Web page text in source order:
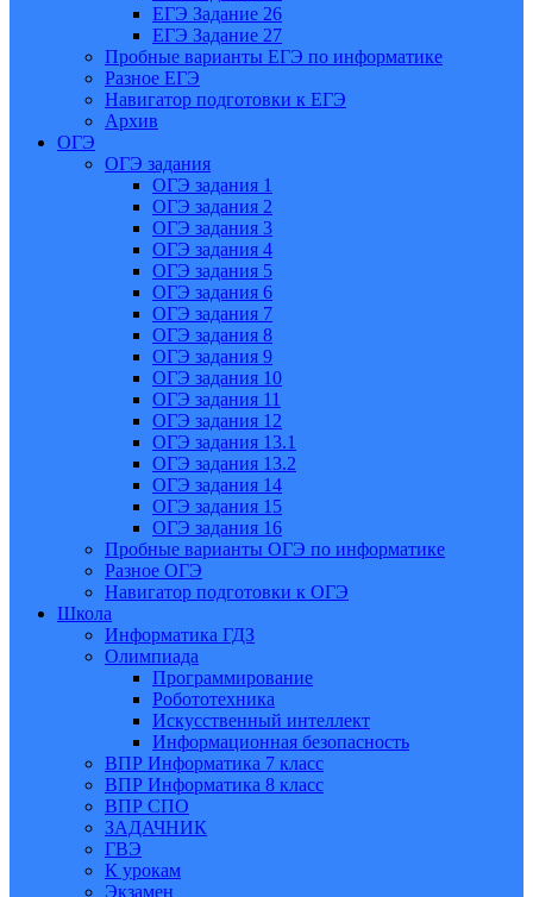
ЕГЭ Задание 26
ЕГЭ Задание 27
Пробные варианты ЕГЭ по информатике
Разное ЕГЭ
Навигатор подготовки к ЕГЭ
Архив
ОГЭ
ОГЭ задания
ОГЭ задания 1
ОГЭ задания 2
ОГЭ задания 3
ОГЭ задания 4
ОГЭ задания 5
ОГЭ задания 6
ОГЭ задания 7
ОГЭ задания 8
ОГЭ задания 9
ОГЭ задания 10
ОГЭ задания 11
ОГЭ задания 12
ОГЭ задания 13.1
ОГЭ задания 13.2
ОГЭ задания 14
ОГЭ задания 15
ОГЭ задания 16
Пробные варианты ОГЭ по информатике
Разное ОГЭ
Навигатор подготовки к ОГЭ
Школа
Информатика ГДЗ
Олимпиада
Программирование
Робототехника
Искусственный интеллект
Информационная безопасность
ВПР Информатика 7 класс
ВПР Информатика 8 класс
ВПР СПО
ЗАДАЧНИК
ГВЭ
К урокам
Экзамен